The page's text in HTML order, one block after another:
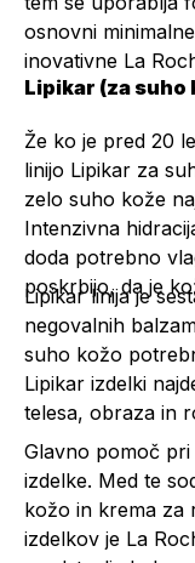
osnovni
inovativne La
Lipikar (za suho
Že ko je pred 20
linijo Lipikar za
zelo suho kože
Intenzivna
doda potrebno
poskrbijo, da je
Lipikar linija je
negovalnih
suho kožo
Lipikar izdelki
telesa, obraza in
Glavno pomoč
izdelke. Med te
kožo in krema za
izdelkov je La